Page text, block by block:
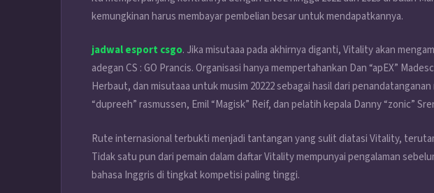
kemungkinan harus membayar pembelian besar untuk mendapatkannya.
jadwal esport csgo. Jika misutaaa pada akhirnya diganti, Vitality akan
adegan CS : GO Prancis. Organisasi hanya mempertahankan Dan “apEX”
Herbaut, dan misutaaa untuk musim 20222 sebagai hasil dari
“dupreeh” rasmussen, Emil “Magisk” Reif, dan pelatih kepala Danny “zonic”
Rute internasional terbukti menjadi tantangan yang sulit diatasi Vitality,
Tidak satu pun dari pemain dalam daftar Vitality mempunyai pengalaman
bahasa Inggris di tingkat kompetisi paling tinggi.